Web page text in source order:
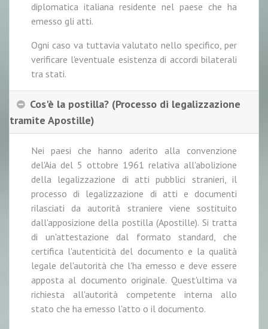
diplomatica italiana residente nel paese che ha
emesso gli atti.
Ogni caso va tuttavia valutato nello specifico, per
verificare l'eventuale esistenza di accordi bilaterali
tra stati.
Cos'è la postilla? (Processo di legalizzazione
tramite Apostille)
Nei paesi che hanno aderito alla convenzione
del'Aia del 5 ottobre 1961 relativa all'abolizione
della legalizzazione di atti pubblici stranieri, il
processo di legalizzazione di atti e documenti
rilasciati da autorità straniere viene sostituito
dall'apposizione della postilla (Apostille). Si tratta
di un'attestazione dal formato standard, che
certifica l'autenticità del documento e la qualità
legale del'autorità che l'ha emesso e deve essere
apposta al documento originale. Quest'ultima va
richiesta all'autorità competente interna allo
stato che ha emesso l'atto o il documento.